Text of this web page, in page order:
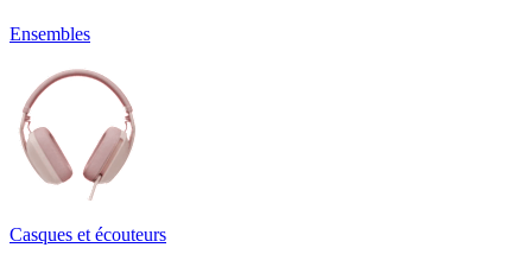
Ensembles
Casques et écouteurs